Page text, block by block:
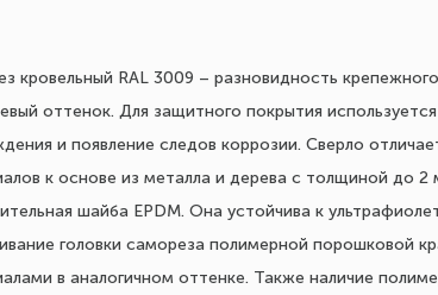
кровельный RAL 3009 – разновидность
оттенок. Для защитного покрытия
и появление следов коррозии. Сверло
к основе из металла и дерева с толщиной до 2
шайба EPDM. Она устойчива к
головки самореза полимерной порошковой
в аналогичном оттенке. Также наличие